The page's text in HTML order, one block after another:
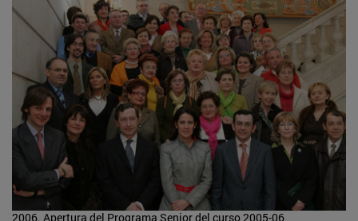
2006. Apertura del Programa Senior del curso 2005-06